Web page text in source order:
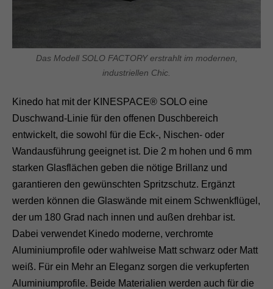
Das Modell SOLO FACTORY erstrahlt im modernen,
industriellen Chic.
Kinedo hat mit der KINESPACE® SOLO eine
Duschwand-Linie für den offenen Duschbereich
entwickelt, die sowohl für die Eck-, Nischen- oder
Wandausführung geeignet ist. Die 2 m hohen und 6 mm
starken Glasflächen geben die nötige Brillanz und
garantieren den gewünschten Spritzschutz. Ergänzt
werden können die Glaswände mit einem Schwenkflügel,
der um 180 Grad nach innen und außen drehbar ist.
Dabei verwendet Kinedo moderne, verchromte
Aluminiumprofile oder wahlweise Matt schwarz oder Matt
weiß. Für ein Mehr an Eleganz sorgen die verkupferten
Aluminiumprofile. Beide Materialien werden auch für die